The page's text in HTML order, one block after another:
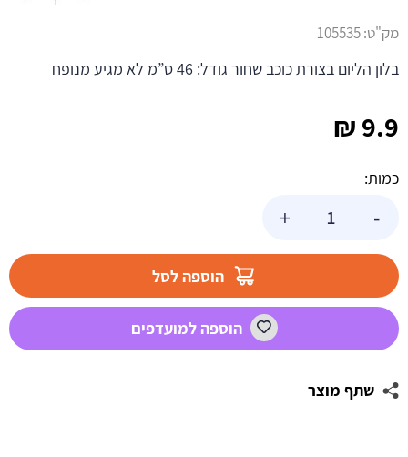
9.9
₪
כמות:
-
-
46
+
הוספה לסל
הוספה למועדפים
שתף מוצר
מק"ט:105535
בלון הליום בצורת כוכב שחור גודל: 46 ס”מ לא מגיע מנופח